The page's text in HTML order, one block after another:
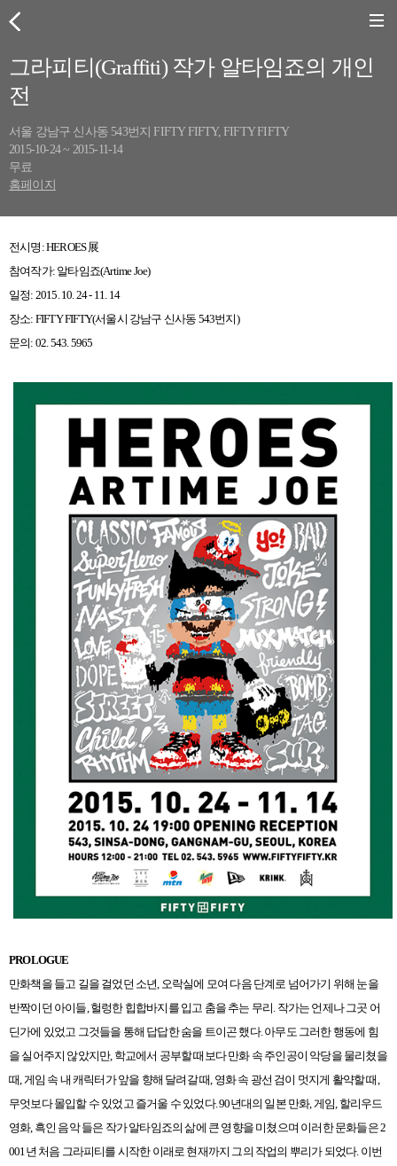
그라피티(Graffiti) 작가 알타임죠의 개인
전
서울 강남구 신사동 543번지 FIFTY FIFTY, FIFTY FIFTY
2015-10-24 ~ 2015-11-14
무료
홈페이지
전시명: HEROES 展
참여작가: 알타임죠(Artime Joe)
일정: 2015. 10. 24 - 11. 14
장소: FIFTY FIFTY(서울시 강남구 신사동 543번지)
문의: 02. 543. 5965
PROLOGUE
만화책을 들고 길을 걸었던 소년, 오락실에 모여 다음 단계로 넘어가기 위해 눈을
반짝이던 아이들, 헐렁한 힙합바지를 입고 춤을 추는 무리. 작가는 언제나 그곳 어
딘가에 있었고 그것들을 통해 답답한 숨을 트이곤 했다. 아무도 그러한 행동에 힘
을 실어주지 않았지만, 학교에서 공부할 때보다 만화 속 주인공이 악당을 물리쳤을
때, 게임 속 내 캐릭터가 앞을 향해 달려갈 때, 영화 속 광선 검이 멋지게 활약할 때,
무엇보다 몰입할 수 있었고 즐거울 수 있었다. 90년대의 일본 만화, 게임, 할리우드
영화, 흑인 음악 들은 작가 알타임죠의 삶에 큰 영향을 미쳤으며 이러한 문화들은 2
001년 처음 그라피티를 시작한 이래로 현재까지 그의 작업의 뿌리가 되었다. 이번